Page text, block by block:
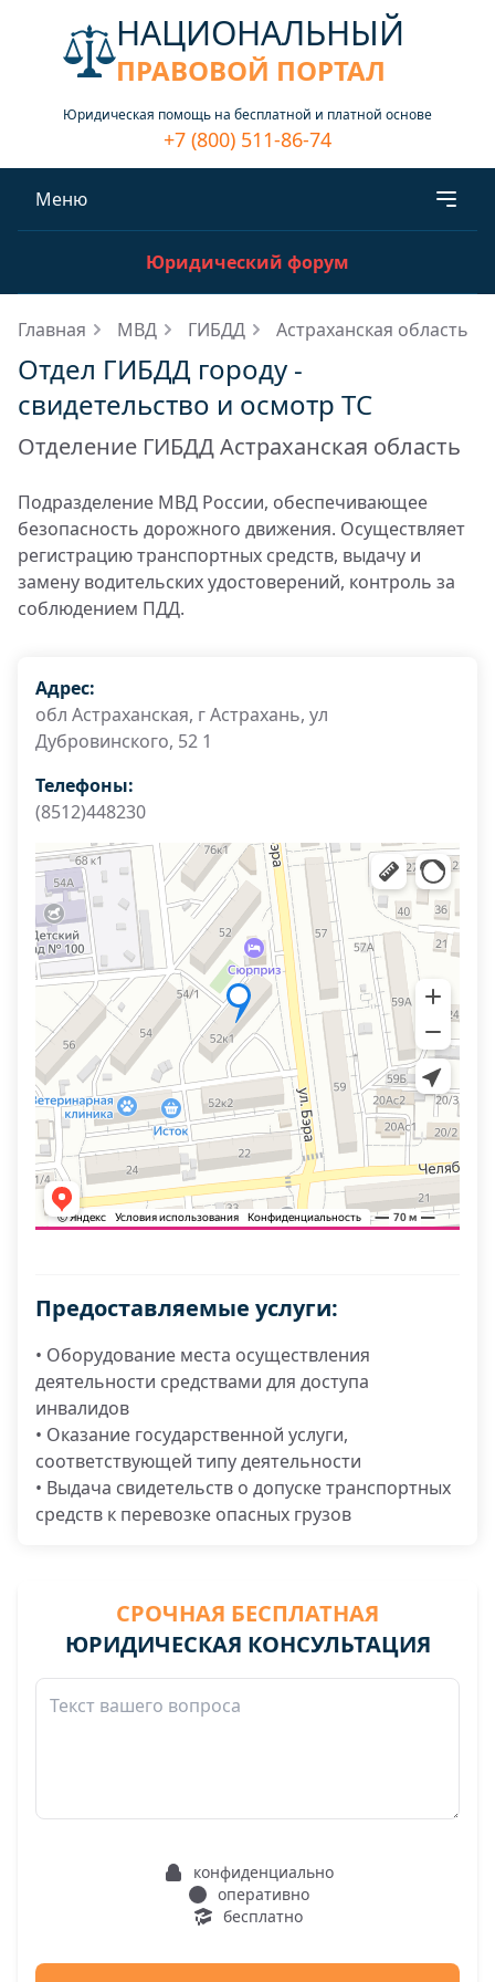
НАЦИОНАЛЬНЫЙ
ПРАВОВОЙ ПОРТАЛ
Юридическая помощь на бесплатной и платной основе
+7 (800) 511-86-74
Меню
Юридический форум
Главная МВД ГИБДД Астраханская область
Отдел ГИБДД городу -
свидетельство и осмотр ТС
Отделение ГИБДД Астраханская область
Подразделение МВД России, обеспечивающее
безопасность дорожного движения. Осуществляет
регистрацию транспортных средств, выдачу и
замену водительских удостоверений, контроль за
соблюдением ПДД.
Адрес:
обл Астраханская, г Астрахань, ул
Дубровинского, 52 1
Телефоны:
(8512)448230
Предоставляемые услуги:
• Оборудование места осуществления
деятельности средствами для доступа
инвалидов
• Оказание государственной услуги,
соответствующей типу деятельности
• Выдача свидетельств о допуске транспортных
средств к перевозке опасных грузов
СРОЧНАЯ БЕСПЛАТНАЯ
ЮРИДИЧЕСКАЯ КОНСУЛЬТАЦИЯ
конфиденциально
оперативно
бесплатно